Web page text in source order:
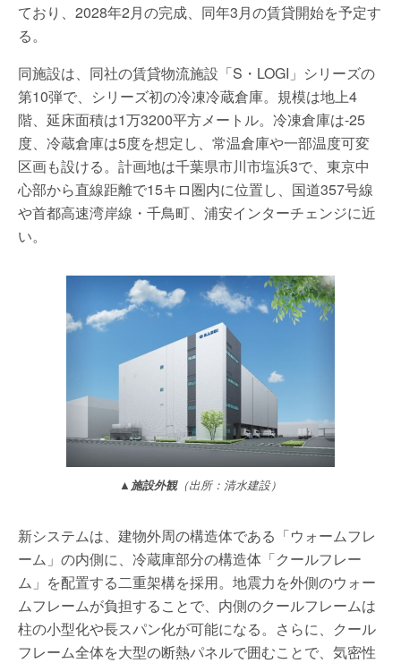
ており、2028年2月の完成、同年3月の賃貸開始を予定す
る。
同施設は、同社の賃貸物流施設「S・LOGI」シリーズの
第10弾で、シリーズ初の冷凍冷蔵倉庫。規模は地上4
階、延床面積は1万3200平方メートル。冷凍倉庫は-25
度、冷蔵倉庫は5度を想定し、常温倉庫や一部温度可変
区画も設ける。計画地は千葉県市川市塩浜3で、東京中
心部から直線距離で15キロ圏内に位置し、国道357号線
や首都高速湾岸線・千鳥町、浦安インターチェンジに近
い。
▲施設外観（出所：清水建設）
新システムは、建物外周の構造体である「ウォームフレ
ーム」の内側に、冷蔵庫部分の構造体「クールフレー
ム」を配置する二重架構を採用。地震力を外側のウォー
ムフレームが負担することで、内側のクールフレームは
柱の小型化や長スパン化が可能になる。さらに、クール
フレーム全体を大型の断熱パネルで囲むことで、気密性